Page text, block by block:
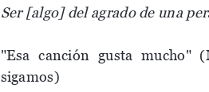
Ser [algo] del agrado de una
"Esa canción gusta mucho"
sigamos)